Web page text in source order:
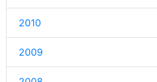
2010
2009